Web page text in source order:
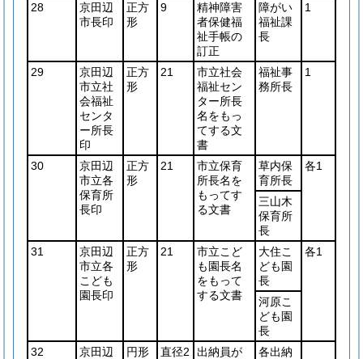
28
京田辺
市長印
正方
形
9
精神障害
者保健福
祉手帳の
訂正
障がい
福祉課
長
1
29
京田辺
市立社
会福祉
センタ
ー所長
印
正方
形
21
市立社会
福祉セン
ター所長
名をもっ
てする文
書
福祉事
務所長
1
30
京田辺
市立各
保育所
長印
正方
形
21
市立保育
所長名を
もってす
る文書
草内保
育所長
各1
三山木
保育所
長
31
京田辺
市立各
こども
園長印
正方
形
21
市立こど
も園長名
をもって
する文書
大住こ
ども園
長
各1
河原こ
ども園
長
32
京田辺
円形
直径2
出納員が
各出納